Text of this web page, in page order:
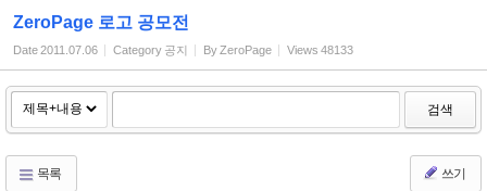
ZeroPage 로고 공모전
Date2011.07.06 Category 공지 By ZeroPage Views 48133
검색
목록 쓰기